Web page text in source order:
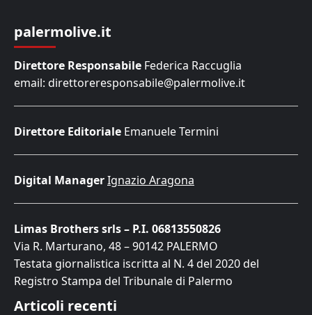
palermolive.it
Direttore Responsabile Federica Raccuglia
email: direttoreresponsabile@palermolive.it
Direttore Editoriale Emanuele Termini
Digital ManagerIgnazio Aragona
Limas Brothers srls – P.I. 06813550826
Via R. Marturano, 48 – 90142 PALERMO
Testata giornalistica iscritta al N. 4 del 2020 del
Registro Stampa del Tribunale di Palermo
Articoli recenti